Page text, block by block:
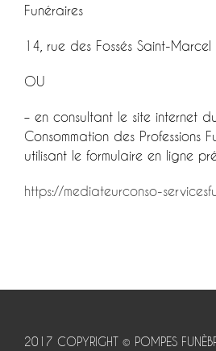
Funéraires
14, rue des Fossés Saint-Marcel
OU
– en consultant le site internet
Consommation des Professions
utilisant le formulaire en ligne
https://mediateurconso-
2017 COPYRIGHT © POMPES